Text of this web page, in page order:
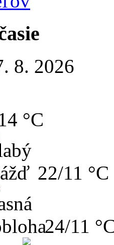
8. 2026
°C
22/11 °C
24/11